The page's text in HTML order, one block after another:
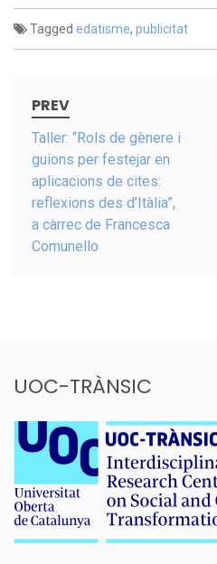
Tagged edatisme, publicitat
navigation
PREV
Taller: “Rols de gènere i
guions per festejar en
aplicacions de cites:
reflexions des d’Itàlia”,
a càrrec de Francesca
Comunello
UOC-TRÀNSIC